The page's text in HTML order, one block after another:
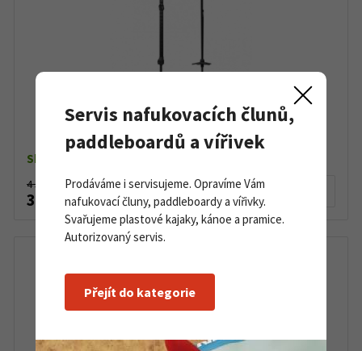
Skialpinistické hole G3 Via Carbon
Skladem dle varianty
4 590 Kč
3 680 Kč Detail produktu
Servis nafukovacích člunů,
paddleboardů a vířivek
Prodáváme i servisujeme. Opravíme Vám
nafukovací čluny, paddleboardy a vířivky.
Svařujeme plastové kajaky, kánoe a pramice.
Autorizovaný servis.
Přejít do kategorie